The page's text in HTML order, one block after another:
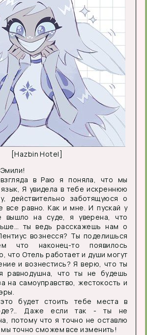
[Hazbin Hotel]
в Раю я поняла, что мы
Я увидела в тебе искреннюю
действительно заботящуюся о
все равно. Как и мне. И пускай у
вышло на суде, я уверена, что
ты ведь расскажешь нам о
вознесся? Ты поделишься
что наконец-то появилось
что Отель работает и души могут
и вознестись? Я верю, что ты
равнодушна, что ты не будешь
на самоуправство, жестокость и
будет стоить тебе места в
Даже если так - ты не
потому что я точно не оставлю
точно сможем все изменить!